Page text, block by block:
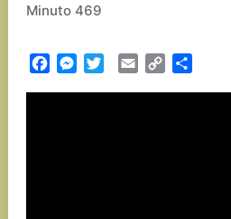
Minuto 469
FacebookMessenger
TwitterEmail Copy